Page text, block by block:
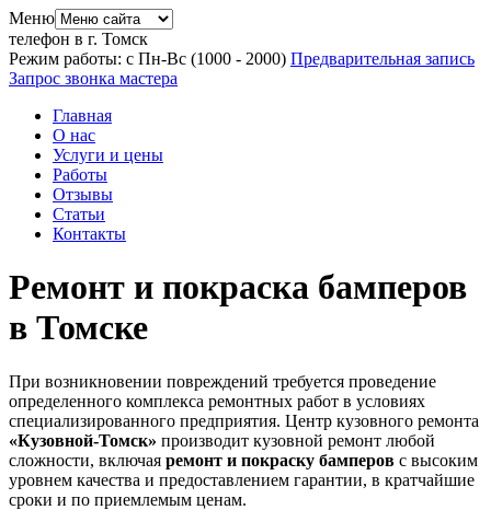
Меню
телефон в г. Томск
Режим работы: с Пн-Вс (1000 - 2000) Предварительная запись
Запрос звонка мастера
Главная
О нас
Услуги и цены
Работы
Отзывы
Статьи
Контакты
Ремонт и покраска бамперов
в Томске
При возникновении повреждений требуется проведение
определенного комплекса ремонтных работ в условиях
специализированного предприятия. Центр кузовного ремонта
«Кузовной-Томск» производит кузовной ремонт любой
сложности, включая ремонт и покраску бамперов с высоким
уровнем качества и предоставлением гарантии, в кратчайшие
сроки и по приемлемым ценам.